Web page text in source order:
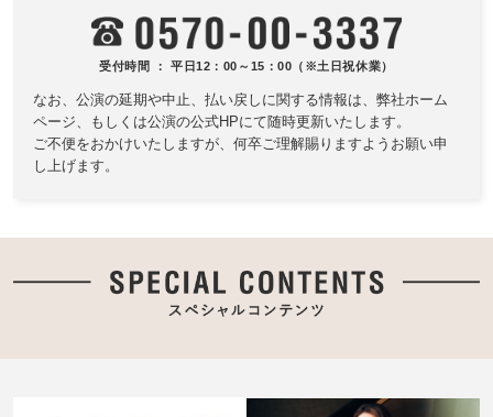
受付時間 ： 平日12：00～15：00（※土日祝休業）
なお、公演の延期や中止、払い戻しに関する情報は、 弊社ホーム
ページ、もしくは公演の公式HPにて随時更新いたします。
ご不便をおかけいたしますが、何卒ご理解賜りますようお願い申
し上げます。